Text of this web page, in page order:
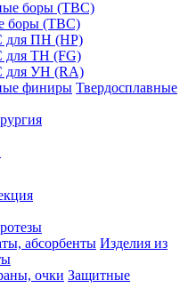
боры (ТВС)
для ПН (HP)
ТН (FG)
для УН (RA)
Твердосплавные
Изделия из
Защитные